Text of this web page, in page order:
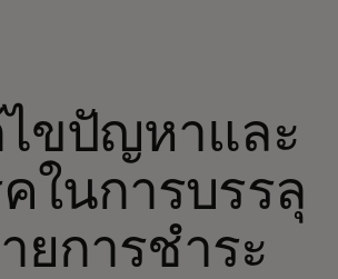
จ
งนวัตกรรม
ไขปัญหาและ
ในการบรรลุ
ยการชำระ